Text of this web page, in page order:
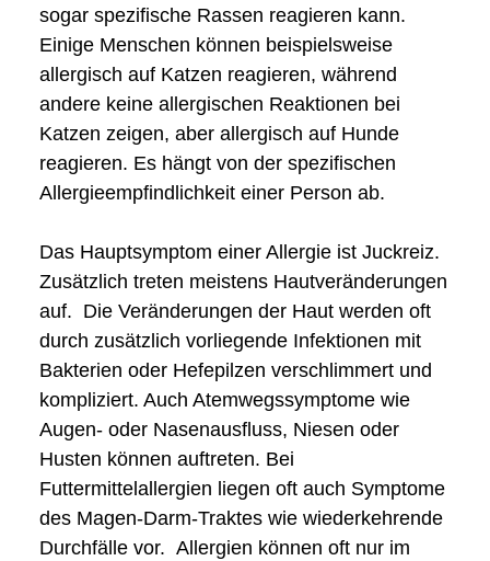
sogar spezifische Rassen reagieren kann.
Einige Menschen können beispielsweise
allergisch auf Katzen reagieren, während
andere keine allergischen Reaktionen bei
Katzen zeigen, aber allergisch auf Hunde
reagieren. Es hängt von der spezifischen
Allergieempfindlichkeit einer Person ab.
Das Hauptsymptom einer Allergie ist Juckreiz.
Zusätzlich treten meistens Hautveränderungen
auf. Die Veränderungen der Haut werden oft
durch zusätzlich vorliegende Infektionen mit
Bakterien oder Hefepilzen verschlimmert und
kompliziert. Auch Atemwegssymptome wie
Augen- oder Nasenausfluss, Niesen oder
Husten können auftreten. Bei
Futtermittelallergien liegen oft auch Symptome
des Magen-Darm-Traktes wie wiederkehrende
Durchfälle vor. Allergien können oft nur im